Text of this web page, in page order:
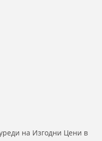
на Изгодни Цени в